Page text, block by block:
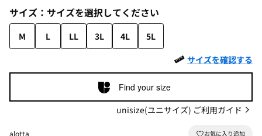
サイズ： サイズを選択してください
M L LL 3L 4L
5L
サイズを確認する
Find your size
unisize(ユニサイズ) ご利用ガイド
alotta